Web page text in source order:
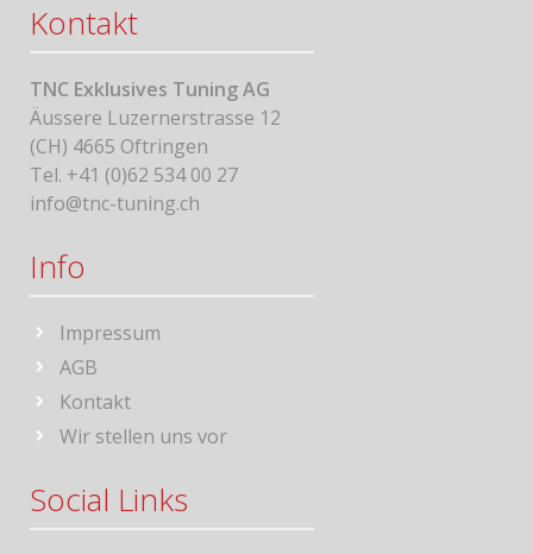
Kontakt
TNC Exklusives Tuning AG
Äussere Luzernerstrasse 12
(CH) 4665 Oftringen
Tel. +41 (0)62 534 00 27
info@tnc-tuning.ch
Info
Impressum
AGB
Kontakt
Wir stellen uns vor
Social Links